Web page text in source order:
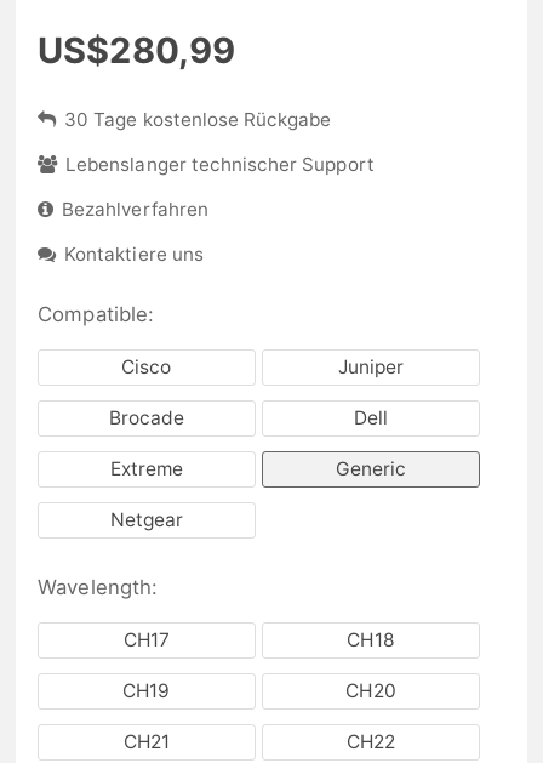
US$280,99
30 Tage kostenlose Rückgabe
Lebenslanger technischer Support
Bezahlverfahren
Kontaktiere uns
Compatible:
Cisco Juniper
Brocade Dell
Extreme Generic
Netgear
Wavelength:
CH17 CH18
CH19 CH20
CH21 CH22